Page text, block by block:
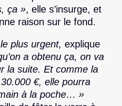
ça », elle s’insurge, et
raison sur le fond.
plus urgent, explique
a obtenu ça, on va
la suite. Et comme la
€, elle pourra
à la poche… »